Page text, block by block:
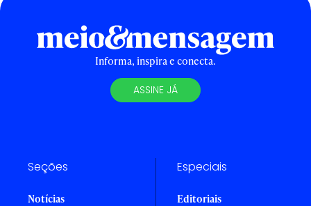
Informa, inspira e conecta.
ASSINE JÁ
Seções
Notícias
Especiais
Editoriais